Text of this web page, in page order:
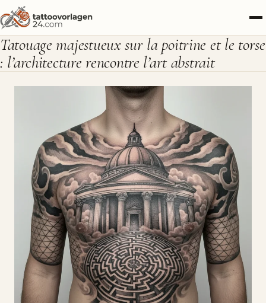
Tatouage majestueux sur la poitrine et le torse
: l’architecture rencontre l’art abstrait